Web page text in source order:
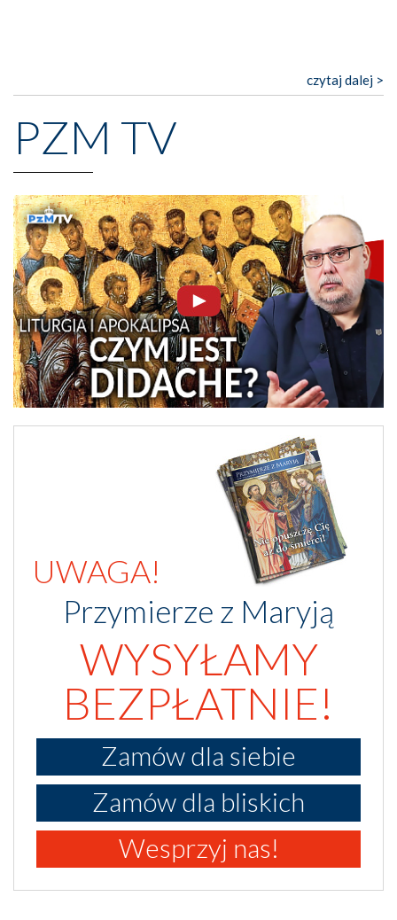
czytaj dalej >
PZM TV
UWAGA!
Przymierze z Maryją
WYSYŁAMY
BEZPŁATNIE!
Zamów dla siebie
Zamów dla bliskich
Wesprzyj nas!